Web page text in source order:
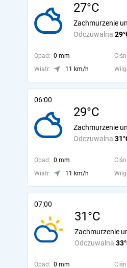
27°C
Odczuwalna
Zachmurzenie
Opad: 0 mm
Wiatr:
11 km/h
06:00
29°C
Odczuwalna
Zachmurzenie
Opad: 0 mm
Wiatr:
11 km/h
07:00
31°C
Odczuwalna
Zachmurzenie
Opad: 0 mm